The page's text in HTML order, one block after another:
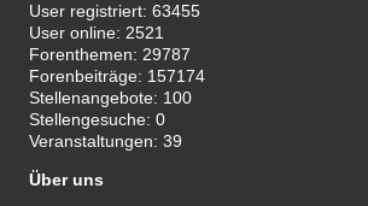
User registriert:63455
User online: 2521
Forenthemen: 29787
Forenbeiträge: 157174
Stellenangebote: 100
Stellengesuche:0
Veranstaltungen:39
Über uns